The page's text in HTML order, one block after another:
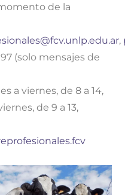
de la
,
(solo mensajes de
a viernes, de 8 a 14,
de 9 a 13,